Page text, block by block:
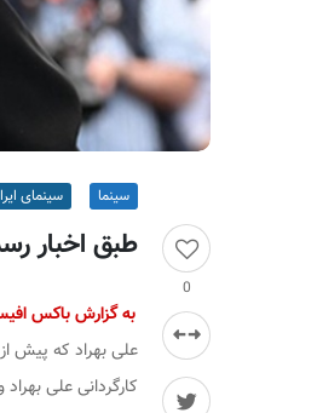
0
سینما سینمای
طبق اخبار
به گزارش باکس
علی بهراد که پیش
کارگردانی علی